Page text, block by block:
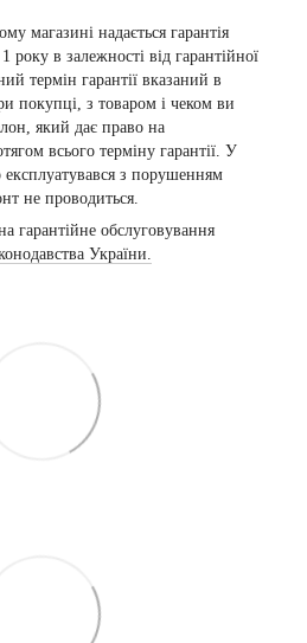
магазині надається гарантія
року в залежності від гарантійної
термін гарантії вказаний в
покупці, з товаром і чеком ви
який дає право на
всього терміну гарантії. У
з порушенням
не проводиться.
гарантійне обслуговування
України.